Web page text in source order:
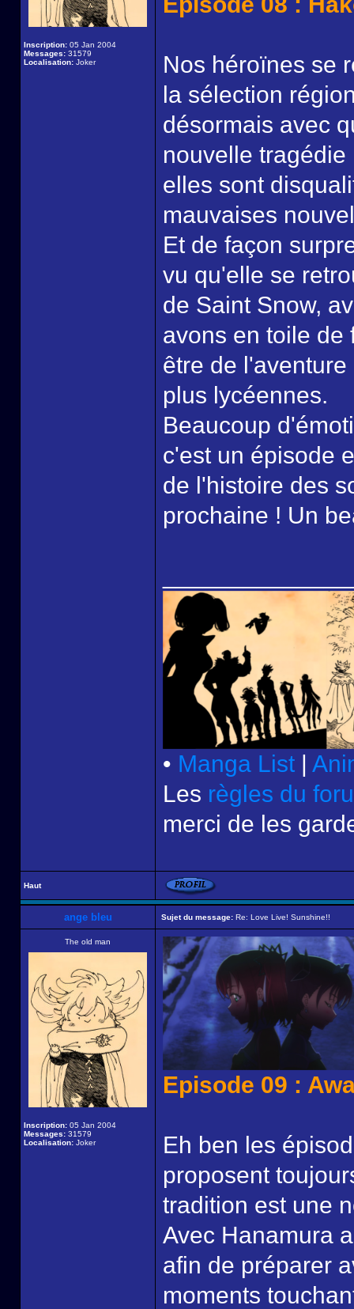
Inscription: 05 Jan 2004
Messages: 31579
Localisation: Joker
Nos héroïnes se
la sélection
désormais avec
nouvelle
elles sont
mauvaises
Et de façon
vu qu'elle se
de Saint Snow,
avons en toile de
être de
plus lycéennes.
Beaucoup
c'est un épisode
de l'histoire des
prochaine ! Un
• Manga List |
Les règles du
merci de les
Haut
ange bleu Sujet du message: Re: Love Live! Sunshine!!
The old man
Inscription: 05 Jan 2004
Messages: 31579
Localisation: Joker
Episode 09 :
Eh ben les
proposent
tradition est une
Avec Hanamura
afin de préparer
moments